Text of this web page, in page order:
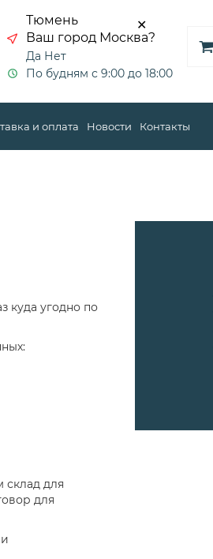
Тюмень
✕
Ваш город Москва?
Да Нет
По будням с 9:00 до 18:00
и оплата Новости Контакты
куда угодно по
склад для
для